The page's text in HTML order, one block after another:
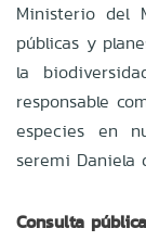
Ministerio del
públicas y
la
responsable
especies en
seremi Daniela
Consulta pública